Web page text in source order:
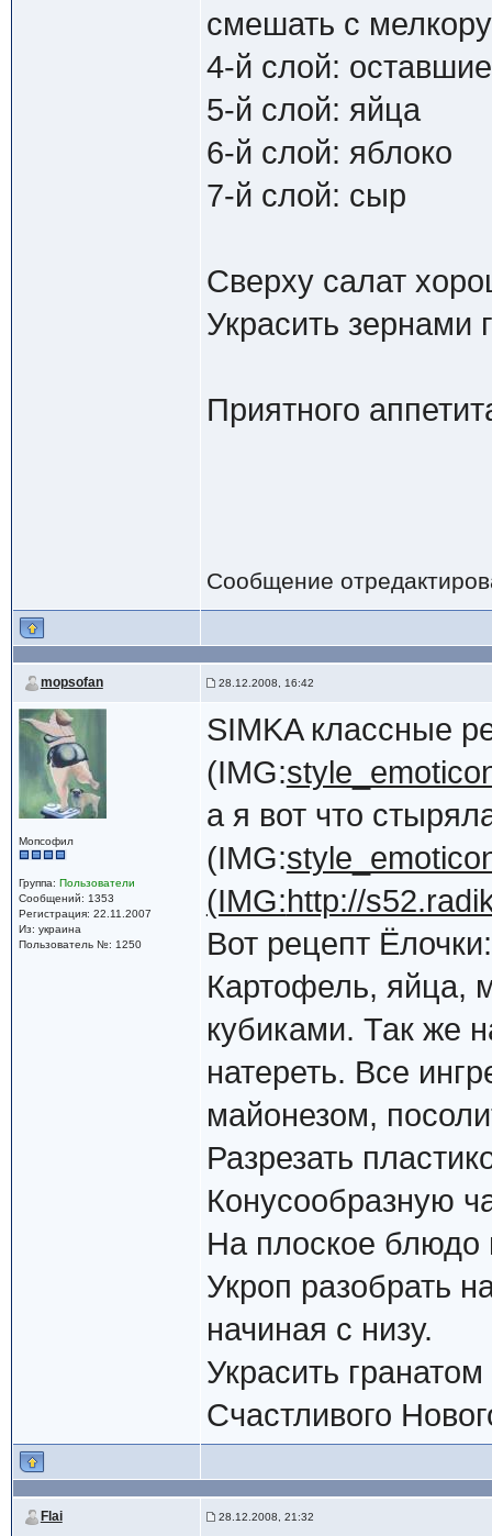
смешать с
4-й слой:
5-й слой: яйца
6-й слой: яблоко
7-й слой: сыр
Сверху салат
Украсить зернами
Приятного
Сообщение
mopsofan 28.12.2008, 16:42
Мопсофил
Группа: Пользователи
Сообщений: 1353
Регистрация: 22.11.2007
Из: украина
Пользователь №: 1250
SIMKA классные
(IMG:
а я вот что
(IMG:
(IMG:http://
Вот рецепт Ёлочки:
Картофель, яйца,
кубиками. Так же
натереть. Все
майонезом,
Разрезать
Конусообразную
На плоское блюдо
Укроп разобрать
начиная с низу.
Украсить
Счастливого
Flai 28.12.2008, 21:32